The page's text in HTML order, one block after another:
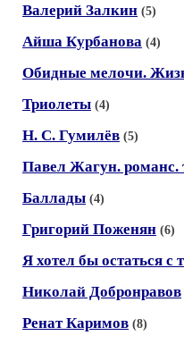
Валерий Залкин (5)
Айша Курбанова (4)
Обидные мелочи.
Триолеты (4)
Н. С. Гумилёв (5)
Павел Жагун. романс.
Баллады (4)
Григорий Поженян (6)
Я хотел бы остаться с
Николай Добронравов
Ренат Каримов (8)